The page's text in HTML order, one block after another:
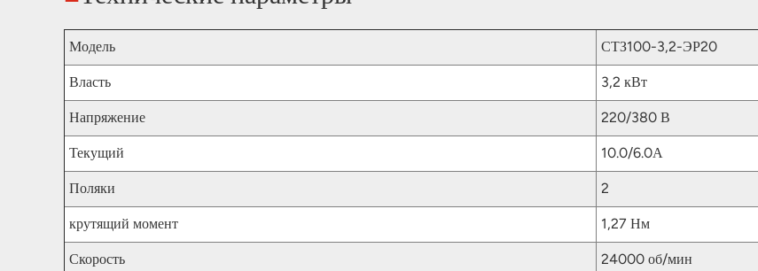
Модель СТЗ100-3,2-ЭР20
Власть 3,2 кВт
Напряжение 220/380 В
Текущий 10.0/6.0А
Поляки 2
крутящий момент 1,27 Нм
Скорость 24000 об/мин